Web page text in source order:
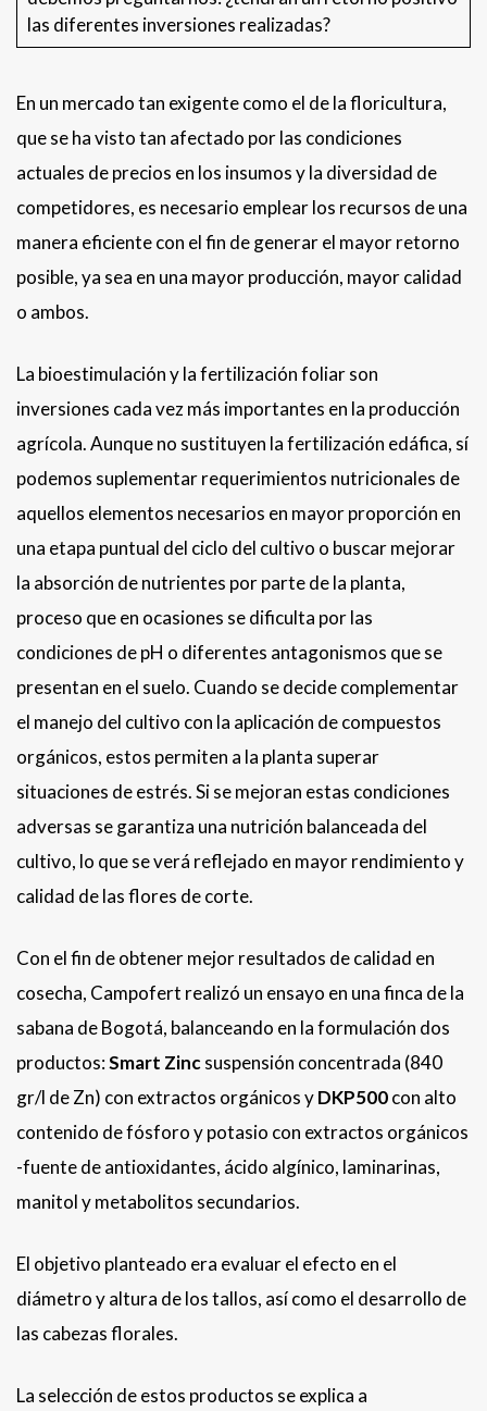
las diferentes inversiones realizadas?
En un mercado tan exigente como el de la floricultura,
que se ha visto tan afectado por las condiciones
actuales de precios en los insumos y la diversidad de
competidores, es necesario emplear los recursos de una
manera eficiente con el fin de generar el mayor retorno
posible, ya sea en una mayor producción, mayor calidad
o ambos.
La bioestimulación y la fertilización foliar son
inversiones cada vez más importantes en la producción
agrícola. Aunque no sustituyen la fertilización edáfica, sí
podemos suplementar requerimientos nutricionales de
aquellos elementos necesarios en mayor proporción en
una etapa puntual del ciclo del cultivo o buscar mejorar
la absorción de nutrientes por parte de la planta,
proceso que en ocasiones se dificulta por las
condiciones de pH o diferentes antagonismos que se
presentan en el suelo. Cuando se decide complementar
el manejo del cultivo con la aplicación de compuestos
orgánicos, estos permiten a la planta superar
situaciones de estrés. Si se mejoran estas condiciones
adversas se garantiza una nutrición balanceada del
cultivo, lo que se verá reflejado en mayor rendimiento y
calidad de las flores de corte.
Con el fin de obtener mejor resultados de calidad en
cosecha, Campofert realizó un ensayo en una finca de la
sabana de Bogotá, balanceando en la formulación dos
productos:Smart Zincsuspensión concentrada (840
gr/l de Zn) con extractos orgánicos yDKP500con alto
contenido de fósforo y potasio con extractos orgánicos
-fuente de antioxidantes, ácido algínico, laminarinas,
manitol y metabolitos secundarios.
El objetivo planteado era evaluar el efecto en el
diámetro y altura de los tallos, así como el desarrollo de
las cabezas florales.
La selección de estos productos se explica a